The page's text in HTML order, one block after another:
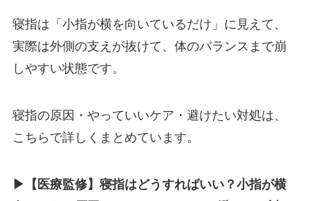
寝指は「小指が横を向いているだけ」に見えて、
実際は外側の支えが抜けて、体のバランスまで崩
しやすい状態です。
寝指の原因・やっていいケア・避けたい対処は、
こちらで詳しくまとめています。
▶︎【医療監修】寝指はどうすればいい？小指が横